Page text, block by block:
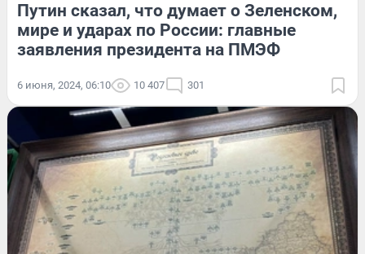
Путин сказал, что думает о Зеленском,
мире и ударах по России: главные
заявления президента на ПМЭФ
6 июня, 2024, 06:10 10 407 301